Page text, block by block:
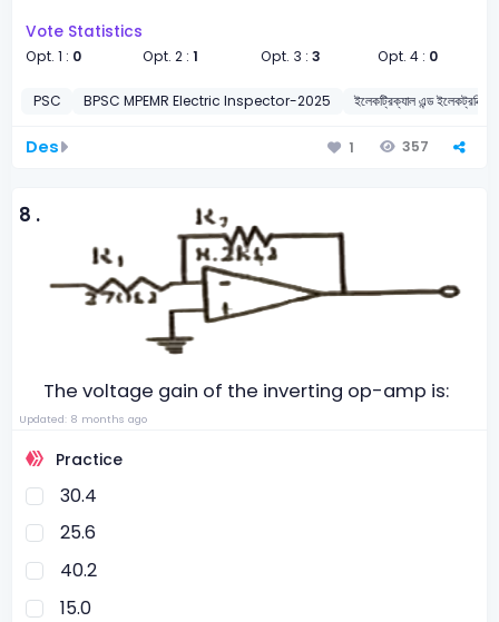
Vote Statistics
Opt. 1 : 0 Opt. 2 :1 Opt. 3 : 3 Opt. 4 : 0
PSC BPSC MPEMR Electric Inspector-2025 ইলেকট্রিক্যাল এন্ড ইলেকট্রনিক্স
Des 1 357
8 .
The voltage gain of the inverting op-amp is:
Updated: 8 months ago
Practice
30.4
25.6
40.2
15.0